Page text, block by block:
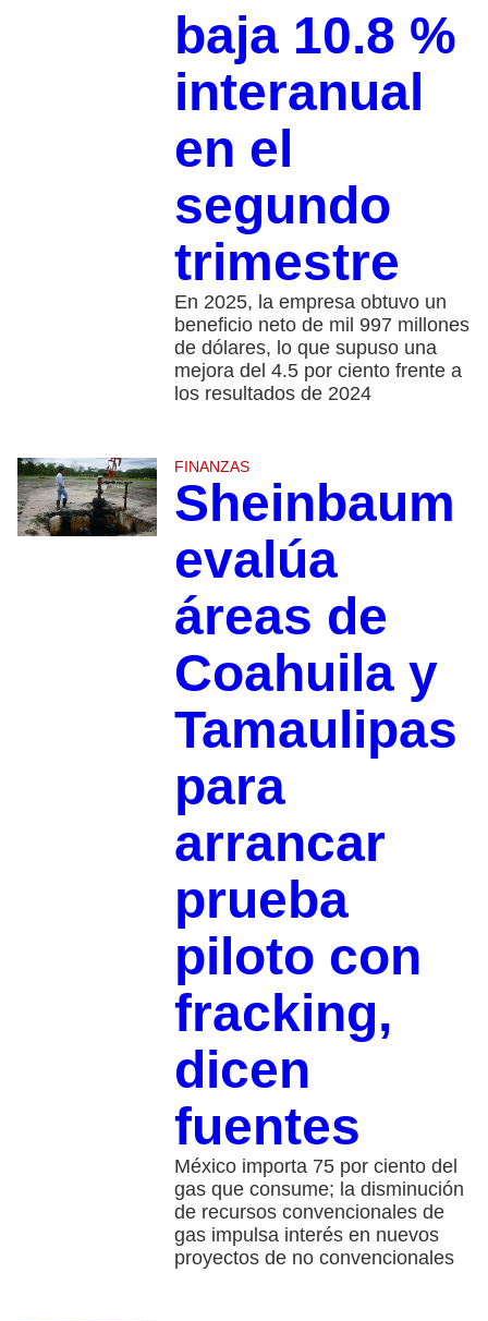
baja 10.8 %
interanual
en el
segundo
trimestre
En 2025, la empresa obtuvo un
beneficio neto de mil 997 millones
de dólares, lo que supuso una
mejora del 4.5 por ciento frente a
los resultados de 2024
FINANZAS
Sheinbaum
evalúa
áreas de
Coahuila y
Tamaulipas
para
arrancar
prueba
piloto con
fracking,
dicen
fuentes
México importa 75 por ciento del
gas que consume; la disminución
de recursos convencionales de
gas impulsa interés en nuevos
proyectos de no convencionales